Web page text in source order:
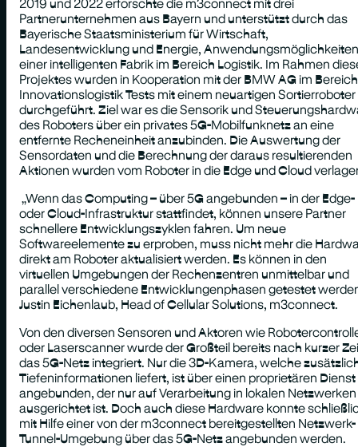
Partnerunternehmen aus Bayern und unterstützt durch das
Bayerische Staatsministerium für Wirtschaft,
Landesentwicklung und Energie, Anwendungsmöglichkeiten
einer intelligenten Fabrik im Bereich Logistik. Im Rahmen
Projektes wurden in Kooperation mit der BMW AG im Bereich
Innovationslogistik Tests mit einem neuartigen Sortierroboter
durchgeführt. Ziel war es die Sensorik und
des Roboters über ein privates 5G-Mobilfunknetz an eine
entfernte Recheneinheit anzubinden. Die Auswertung der
Sensordaten und die Berechnung der daraus resultierenden
Aktionen wurden vom Roboter in die Edge und Cloud
„Wenn das Computing – über 5G angebunden – in der Edge-
oder Cloud-Infrastruktur stattfindet, können unsere Partner
schnellere Entwicklungszyklen fahren. Um neue
Softwareelemente zu erproben, muss nicht mehr die
direkt am Roboter aktualisiert werden. Es können in den
virtuellen Umgebungen der Rechenzentren unmittelbar und
parallel verschiedene Entwicklungenphasen getestet
Justin Eichenlaub, Head of Cellular Solutions, m3connect.
Von den diversen Sensoren und Aktoren wie
oder Laserscanner wurde der Großteil bereits nach kurzer
das 5G-Netz integriert. Nur die 3D-Kamera, welche
Tiefeninformationen liefert, ist über einen proprietären Dienst
angebunden, der nur auf Verarbeitung in lokalen Netzwerken
ausgerichtet ist. Doch auch diese Hardware konnte
mit Hilfe einer von der m3connect bereitgestellten Netzwerk-
Tunnel-Umgebung über das 5G-Netz angebunden werden.